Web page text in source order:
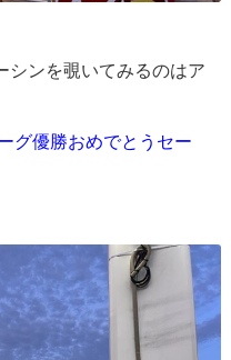
シンを覗いてみるのはア
グ優勝おめでとうセー